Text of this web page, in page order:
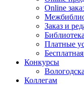
Online
Заказ и
Платные
Конкурсы
Коллегам